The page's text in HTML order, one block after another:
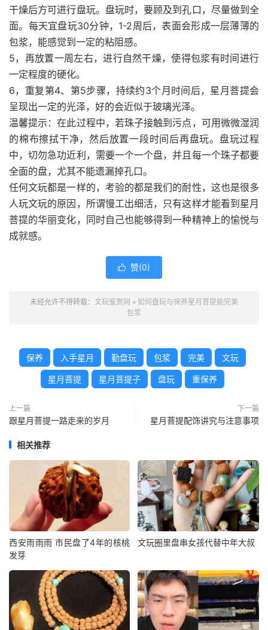
干燥后方可进行盘玩。盘玩时，要顾及到孔口，尽量做到全
面。每天宜盘玩30分钟，1-2周后，表面会形成一层薄薄的
包浆，能感觉到一定的粘阻感。
5，再放置一周左右，进行自然干燥，使得包浆有时间进行
一定程度的硬化。
6，重复第4、第5步骤，持续约3个月时间后，星月菩提会
呈现出一定的光泽，好的会近似于玻璃光泽。
温馨提示：在此过程中，若珠子接触到污点，可用微微湿润
的棉布擦拭干净，然后放置一段时间后再盘玩。盘玩过程
中，切勿急功近利，需要一个一个盘，并且每一个珠子都要
全面的盘，尤其不能遗漏掉孔口。
任何文玩都是一样的，考验的都是我们的耐性，这也是很多
人玩文玩的原因，所谓慢工出细活，只有这样才能看到星月
菩提的华丽变化，同时自己也能够得到一种精神上的愉悦与
成就感。
 赞(0)
未经允许不得转载： 文玩鉴赏网 » 如何盘玩与保养星月菩提能完美
包浆
保养 入手星月 勤盘玩 包浆 完美 文玩
星月菩提 星月菩提子 盘玩 重保养
上一篇
跟星月菩提一路走来的岁月
下一篇
星月菩提配饰讲究与注意事项
相关推荐
西安雨雨雨 市民盘了4年的核桃
发芽
文玩圈里盘串女孩代替中年大叔